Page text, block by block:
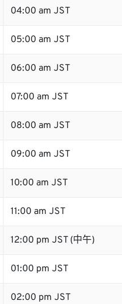
04:00 am JST
05:00 am JST
06:00 am JST
07:00 am JST
08:00 am JST
09:00 am JST
10:00 am JST
11:00 am JST
12:00 pm JST (中午)
01:00 pm JST
02:00 pm JST